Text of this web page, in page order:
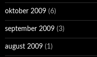
oktober 2009 (6)
september 2009 (3)
august 2009 (1)